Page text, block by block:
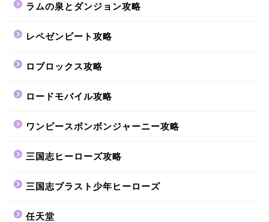
ラムの泉とダンジョン攻略
レペゼンビート攻略
ロブロックス攻略
ロードモバイル攻略
ワンピースボンボンジャーニー攻略
三国志ヒーローズ攻略
三国志ブラスト少年ヒーローズ
任天堂